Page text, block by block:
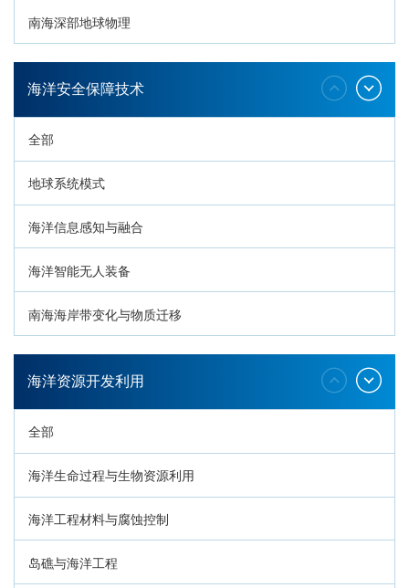
南海深部地球物理
深海生命与生态过程
海洋安全保障技术
全部
地球系统模式
海洋信息感知与融合
海洋智能无人装备
南海海岸带变化与物质迁移
环南海地质过程与灾害响应
海洋资源开发利用
全部
海洋生命过程与生物资源利用
海洋工程材料与腐蚀控制
岛礁与海洋工程